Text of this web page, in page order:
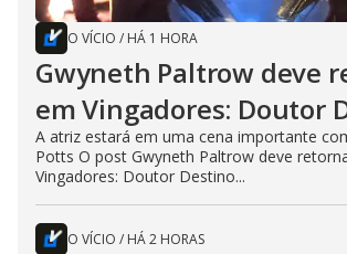
O VÍCIO / HÁ 1 HORA
Gwyneth Paltrow deve
em Vingadores: Doutor
A atriz estará em uma cena importante
Potts O post Gwyneth Paltrow deve
Vingadores: Doutor Destino...
O VÍCIO / HÁ 2 HORAS